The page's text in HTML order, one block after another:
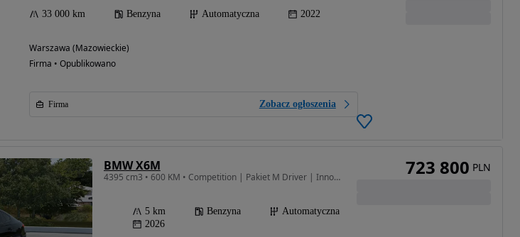
33 000 km Benzyna Automatyczna 2022
Warszawa (Mazowieckie)
Firma • Opublikowano
Firma Zobacz ogłoszenia
BMW X6M
4395 cm3 • 600 KM • Competition | Pakiet M Driver | Innowacji | Comfort | Domyki | Hak
5 km Benzyna
Automatyczna
2026
723 800 PLN